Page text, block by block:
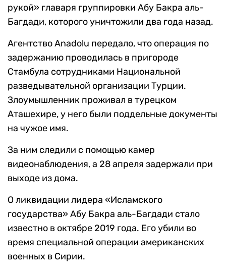
рукой» главаря группировки Абу Бакра аль-
Багдади, которого уничтожили два года назад.
Агентство Anadolu передало, что операция по
задержанию проводилась в пригороде
Стамбула сотрудниками Национальной
разведывательной организации Турции.
Злоумышленник проживал в турецком
Аташехире, у него были поддельные документы
на чужое имя.
За ним следили с помощью камер
видеонаблюдения, а 28 апреля задержали при
выходе из дома.
О ликвидации лидера «Исламского
государства» Абу Бакра аль-Багдади стало
известно в октябре 2019 года. Его убили во
время специальной операции американских
военных в Сирии.